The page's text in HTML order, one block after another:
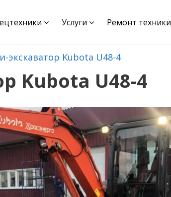
Услуги Ремонт техники
экскаватор Kubota U48-4
Kubota U48-4